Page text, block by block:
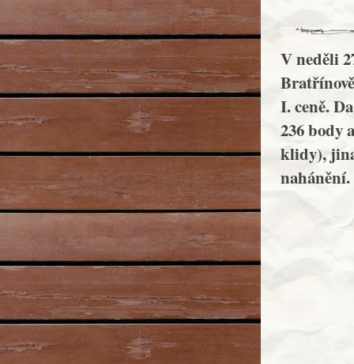
V neděli
I. ceně.
236 body
klidy),